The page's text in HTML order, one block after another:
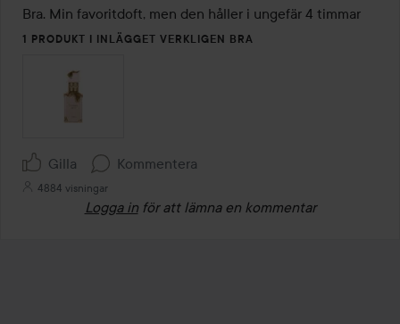
av
5
Bra. Min favoritdoft, men den håller i ungefär 4 timmar
1 PRODUKT I INLÄGGET VERKLIGEN BRA
Gilla Kommentera
4884 visningar
Logga in för att lämna en kommentar